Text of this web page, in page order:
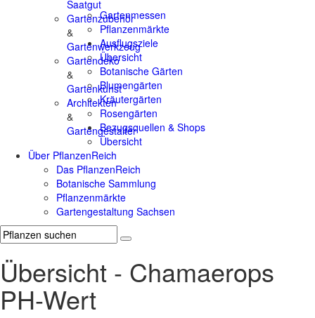
Saatgut
Gartenzubehör
&
Gartenwerkzeug
Gartendeko
&
Gartenkunst
Architekten
&
Gartengestalter
Gartenmessen
Pflanzenmärkte
Ausflugsziele
Übersicht
Botanische Gärten
Blumengärten
Kräutergärten
Rosengärten
Bezugsquellen & Shops
Übersicht
Über PflanzenReich
Das PflanzenReich
Botanische Sammlung
Pflanzenmärkte
Gartengestaltung Sachsen
Übersicht - Chamaerops
PH-Wert